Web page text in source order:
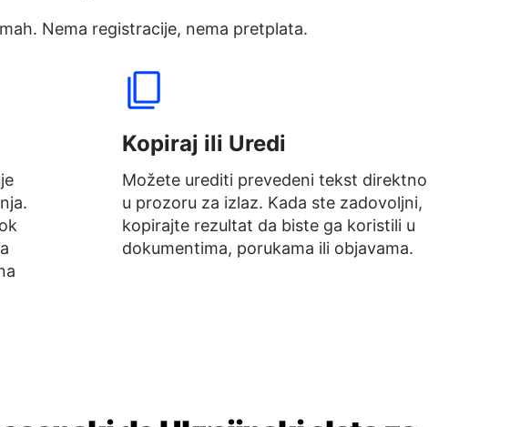
Nema registracije, nema pretplata.
Kopiraj ili Uredi
Možete urediti prevedeni tekst direktno
u prozoru za izlaz. Kada ste zadovoljni,
kopirajte rezultat da biste ga koristili u
dokumentima, porukama ili objavama.